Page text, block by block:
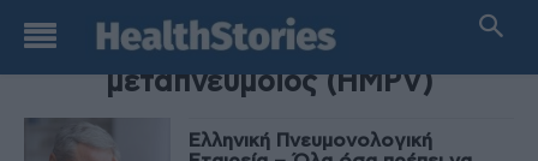
TAG
μεταπνευμοϊός (HMPV)
Ελληνική Πνευμονολογική